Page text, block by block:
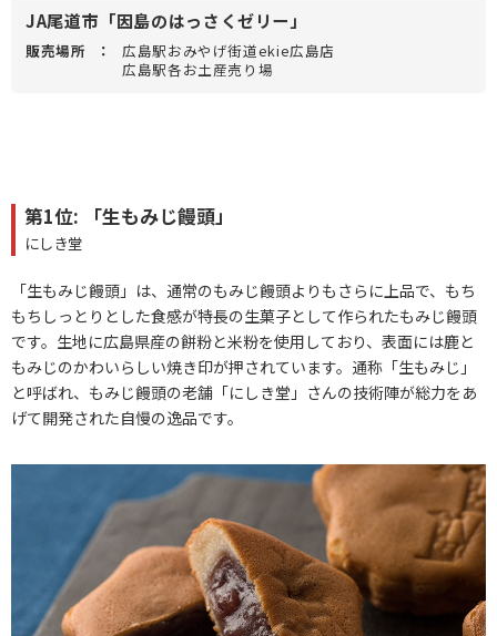
JA尾道市「因島のはっさくゼリー」
販売場所 ：
広島駅おみやげ街道ekie広島店
広島駅各お土産売り場
第1位: 「生もみじ饅頭」
にしき堂
「生もみじ饅頭」は、通常のもみじ饅頭よりもさらに上品で、もち
もちしっとりとした食感が特長の生菓子として作られたもみじ饅頭
です。生地に広島県産の餅粉と米粉を使用しており、表面には鹿と
もみじのかわいらしい焼き印が押されています。通称「生もみじ」
と呼ばれ、もみじ饅頭の老舗「にしき堂」さんの技術陣が総力をあ
げて開発された自慢の逸品です。